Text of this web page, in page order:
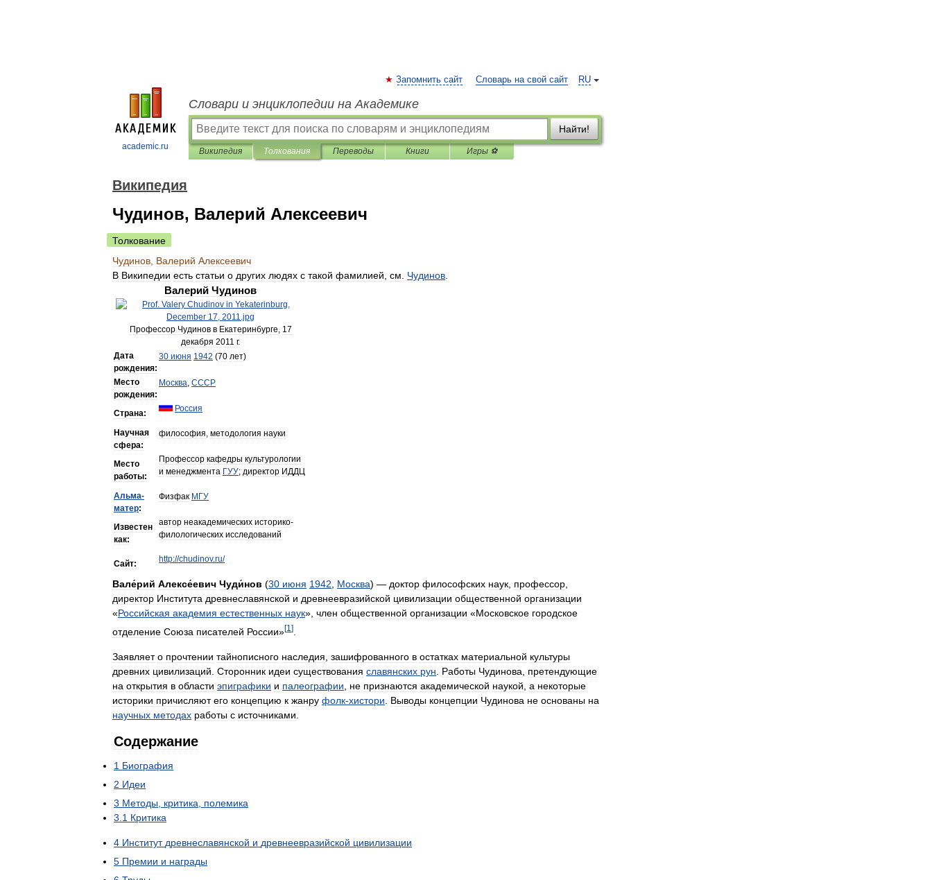
academic.ru
RU
Запомнить сайт Словарь на свой сайт
Словари и энциклопедии на Академике
Найти!
Википедия Толкования Переводы Книги Игры ⚽
Википедия
Чудинов, Валерий Алексеевич
Толкование
Чудинов Валерий Алексеевич
В Википедии есть статьи о других людях с такой фамилией см Чудинов
Валерий Чудинов
Профессор Чудинов в Екатеринбурге, 17
декабря 2011 г.
Дата
рождения:
30 июня 1942 (70 лет)
Место
рождения:
Москва, СССР
Страна: Россия
Научная
сфера:
философия, методология науки
Место
работы:
Профессор кафедры культурологии
и менеджмента ГУУ; директор ИДДЦ
Альма-
матер:
Физфак МГУ
Известен
как:
автор неакадемических историко-
филологических исследований
Сайт: http://chudinov.ru/
Вале́рий Алексе́евич Чуди́нов (30 июня 1942 Москва) — доктор философских наук профессор
директор Института древнеславянской и древнеевразийской цивилизации общественной организации
«Российская академия естественных наук», член общественной организации «Московское городское
отделение Союза писателей России»[1 ]
Заявляет о прочтении тайнописного наследия зашифрованного в остатках материальной культуры
древних цивилизаций Сторонник идеи существования славянских рун Работы Чудинова
претендующие
на открытия в области эпиграфики и палеографии не признаются академической наукой а некоторые
историки причисляют его концепцию к жанру фолк-хистори Выводы концепции Чудинова не основаны на
научных методах работы с источниками
Содержание
1 Биография
2 Идеи
3 Методы критика
полемика
3 1 Критика
4 Институт древнеславянской и древнеевразийской цивилизации
5 Премии и награды